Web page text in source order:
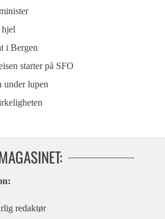
i Bergen
starter på SFO
under lupen
redaktør